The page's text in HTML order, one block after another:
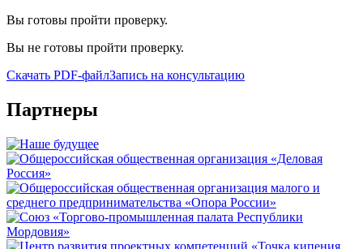
Вы готовы пройти проверку.
Вы не готовы пройти проверку.
Скачать PDF-файлЗапись на консультацию
Партнеры